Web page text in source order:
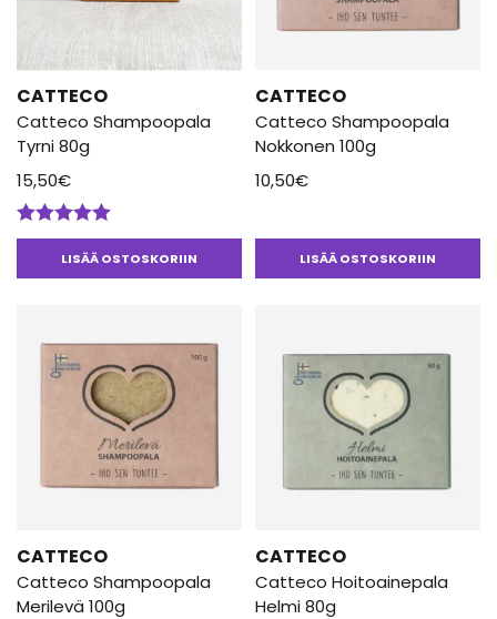
CATTECO
Catteco Shampoopala
Tyrni 80g
15,50€
Arvostelu
tuotteesta:LISÄÄ OSTOSKORIIN
CATTECO
Catteco Shampoopala
Nokkonen 100g
10,50€
LISÄÄ OSTOSKORIIN
CATTECO
Catteco Shampoopala
Merilevä 100g
CATTECO
Catteco Hoitoainepala
Helmi 80g